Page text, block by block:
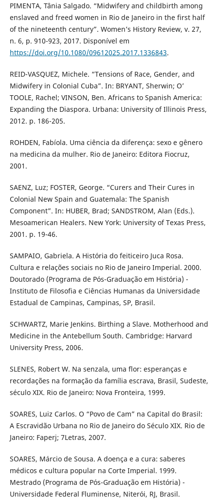
PIMENTA, Tânia Salgado. “Midwifery and childbirth among
enslaved and freed women in Rio de Janeiro in the first half
of the nineteenth century”. Women’s History Review, v. 27,
n. 6, p. 910-923, 2017. Disponível em
https://doi.org/10.1080/09612025.2017.1336843.
REID-VASQUEZ, Michele. “Tensions of Race, Gender, and
Midwifery in Colonial Cuba”. In: BRYANT, Sherwin; O’
TOOLE, Rachel; VINSON, Ben. Africans to Spanish America:
Expanding the Diaspora. Urbana: University of Illinois Press,
2012. p. 186-205.
ROHDEN, Fabíola. Uma ciência da diferença: sexo e gênero
na medicina da mulher. Rio de Janeiro: Editora Fiocruz,
2001.
SAENZ, Luz; FOSTER, George. “Curers and Their Cures in
Colonial New Spain and Guatemala: The Spanish
Component”. In: HUBER, Brad; SANDSTROM, Alan (Eds.).
Mesoamerican Healers. New York: University of Texas Press,
2001. p. 19-46.
SAMPAIO, Gabriela. A História do feiticeiro Juca Rosa.
Cultura e relações sociais no Rio de Janeiro Imperial. 2000.
Doutorado (Programa de Pós-Graduação em História) -
Instituto de Filosofia e Ciências Humanas da Universidade
Estadual de Campinas, Campinas, SP, Brasil.
SCHWARTZ, Marie Jenkins. Birthing a Slave. Motherhood and
Medicine in the Antebellum South. Cambridge: Harvard
University Press, 2006.
SLENES, Robert W. Na senzala, uma flor: esperanças e
recordações na formação da família escrava, Brasil, Sudeste,
século XIX. Rio de Janeiro: Nova Fronteira, 1999.
SOARES, Luiz Carlos. O “Povo de Cam” na Capital do Brasil:
A Escravidão Urbana no Rio de Janeiro do Século XIX. Rio de
Janeiro: Faperj; 7Letras, 2007.
SOARES, Márcio de Sousa. A doença e a cura: saberes
médicos e cultura popular na Corte Imperial. 1999.
Mestrado (Programa de Pós-Graduação em História) -
Universidade Federal Fluminense, Niterói, RJ, Brasil.